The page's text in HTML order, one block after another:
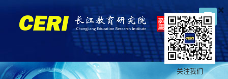
关注我们
×